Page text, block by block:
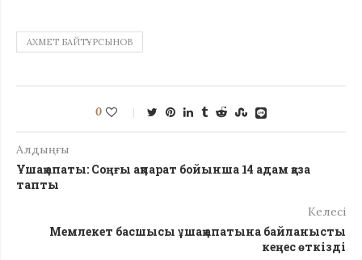
АХМЕТ БАЙТҰРСЫНОВ
0
Алдыңғы
Ұшақ апаты: Соңғы ақпарат бойынша 14 адам қаза
тапты
Келесі
Мемлекет басшысы ұшақ апатына байланысты
кеңес өткізді